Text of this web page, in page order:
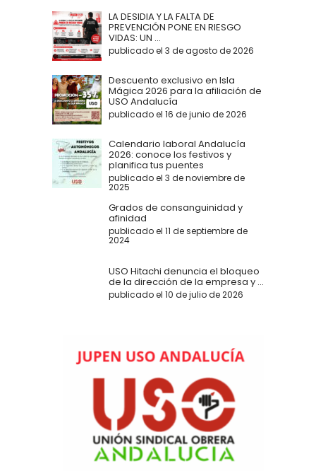
LA DESIDIA Y LA FALTA DE
PREVENCIÓN PONE EN RIESGO
VIDAS: UN ...
publicado el 3 de agosto de 2026
Descuento exclusivo en Isla
Mágica 2026 para la afiliación de
USO Andalucía
publicado el 16 de junio de 2026
Calendario laboral Andalucía
2026: conoce los festivos y
planifica tus puentes
publicado el 3 de noviembre de
2025
Grados de consanguinidad y
afinidad
publicado el 11 de septiembre de
2024
USO Hitachi denuncia el bloqueo
de la dirección de la empresa y ...
publicado el 10 de julio de 2026